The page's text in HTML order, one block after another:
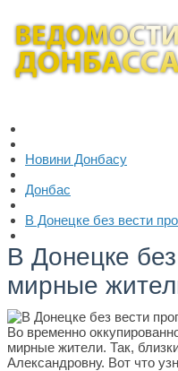
Новини Донбасу
Донбас
В Донецке без вести
В Донецке
мирные
Во временно
мирные жители. Так,
Александровну. Вот что